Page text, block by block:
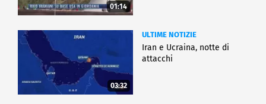
01:14
03:32
ULTIME NOTIZIE
Iran e Ucraina, notte di
attacchi